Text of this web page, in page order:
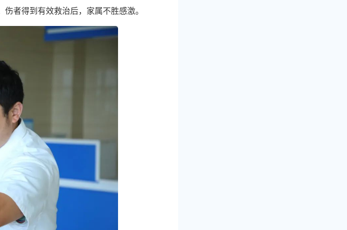
者得到有效救治后，家属不胜感激。